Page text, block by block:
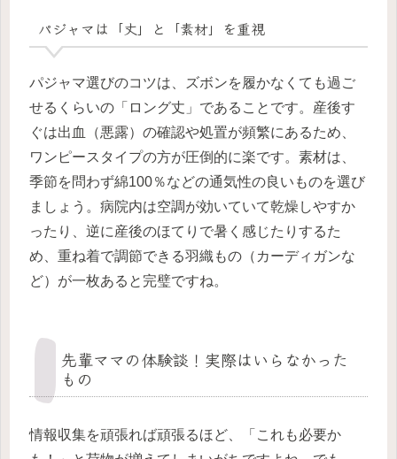
パジャマは「丈」と「素材」を重視
パジャマ選びのコツは、ズボンを履かなくても過ご
せるくらいの「ロング丈」であることです。産後す
ぐは出血（悪露）の確認や処置が頻繁にあるため、
ワンピースタイプの方が圧倒的に楽です。素材は、
季節を問わず綿100％などの通気性の良いものを選び
ましょう。病院内は空調が効いていて乾燥しやすか
ったり、逆に産後のほてりで暑く感じたりするた
め、重ね着で調節できる羽織もの（カーディガンな
ど）が一枚あると完璧ですね。
先輩ママの体験談！実際はいらなかった
もの
情報収集を頑張れば頑張るほど、「これも必要か